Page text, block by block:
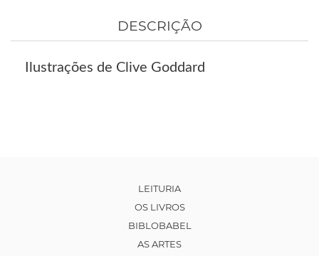
DESCRIÇÃO
Ilustrações de Clive Goddard
LEITURIA
OS LIVROS
BIBLOBABEL
AS ARTES